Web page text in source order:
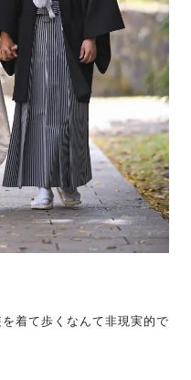
着て歩くなんて非現実的で